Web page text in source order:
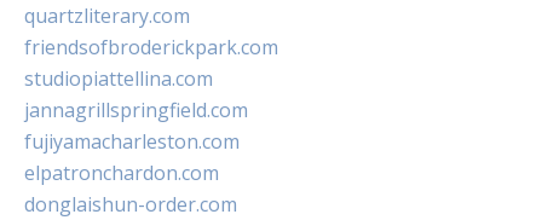
quartzliterary.com
friendsofbroderickpark.com
studiopiattellina.com
jannagrillspringfield.com
fujiyamacharleston.com
elpatronchardon.com
donglaishun-order.com